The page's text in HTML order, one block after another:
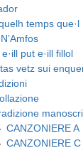
temps que·l
put e·ill fillol
vetz sui
CANZONIERE A
CANZONIERE C